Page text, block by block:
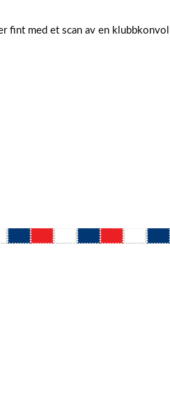
fint med et scan av en